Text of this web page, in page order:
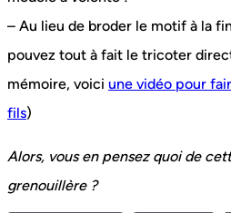
– Au lieu de broder le motif à la
pouvez tout à fait le tricoter
mémoire, voici une vidéo pour
fils)
Alors, vous en pensez quoi de
grenouillère ?